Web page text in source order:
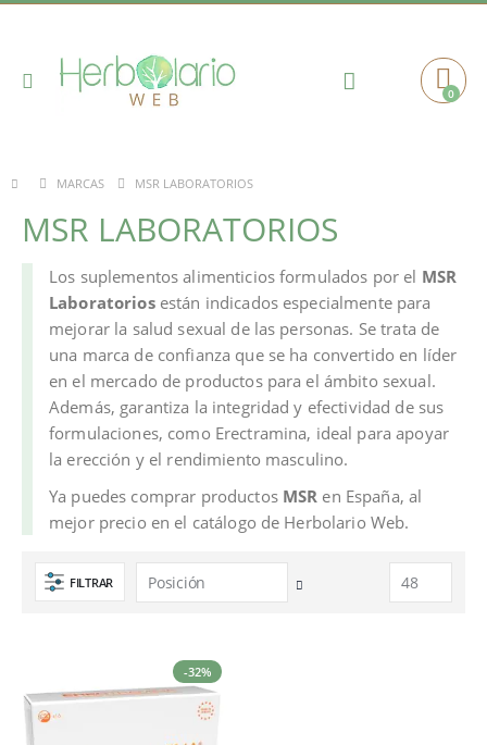
Toggle
Cart0
MARCAS MSR LABORATORIOS
MSR LABORATORIOS
Los suplementos alimenticios formulados por el MSR
Laboratoriosestán indicados especialmente para
mejorar la salud sexual de las personas. Se trata de
una marca de confianza que se ha convertido en líder
en el mercado de productos para el ámbito sexual.
Además, garantiza la integridad y efectividad de sus
formulaciones, como Erectramina, ideal para apoyar
la erección y el rendimiento masculino.
Ya puedes comprar productos MSR en España, al
mejor precio en el catálogo de Herbolario Web.
FILTRAR
Fijar
-32%